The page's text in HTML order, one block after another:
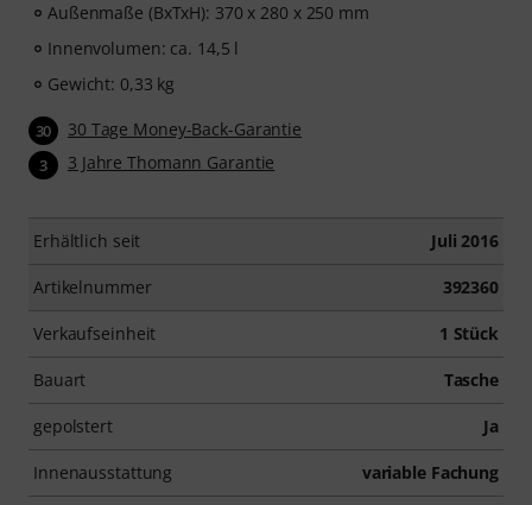
Außenmaße (BxTxH): 370 x 280 x 250 mm
Innenvolumen: ca. 14,5 l
Gewicht: 0,33 kg
30 30 Tage Money-Back-Garantie
3 3 Jahre Thomann Garantie
Erhältlich seit Juli 2016
Artikelnummer 392360
Verkaufseinheit 1 Stück
Bauart Tasche
gepolstert Ja
Innenausstattung variable Fachung